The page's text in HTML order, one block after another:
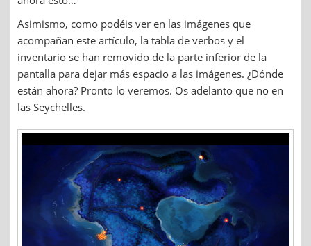
Asimismo, como podéis ver en las imágenes que
acompañan este artículo, la tabla de verbos y el
inventario se han removido de la parte inferior de la
pantalla para dejar más espacio a las imágenes. ¿Dónde
están ahora? Pronto lo veremos. Os adelanto que no en
las Seychelles.